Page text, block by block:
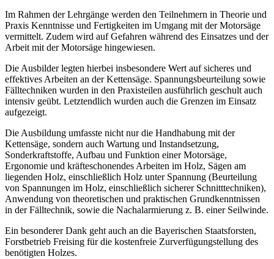
Im Rahmen der Lehrgänge werden den Teilnehmern in Theorie und
Praxis Kenntnisse und Fertigkeiten im Umgang mit der Motorsäge
vermittelt. Zudem wird auf Gefahren während des Einsatzes und der
Arbeit mit der Motorsäge hingewiesen.
Die Ausbilder legten hierbei insbesondere Wert auf sicheres und
effektives Arbeiten an der Kettensäge. Spannungsbeurteilung sowie
Fälltechniken wurden in den Praxisteilen ausführlich geschult auch
intensiv geübt. Letztendlich wurden auch die Grenzen im Einsatz
aufgezeigt.
Die Ausbildung umfasste nicht nur die Handhabung mit der
Kettensäge, sondern auch Wartung und Instandsetzung,
Sonderkraftstoffe, Aufbau und Funktion einer Motorsäge,
Ergonomie und kräfteschonendes Arbeiten im Holz, Sägen am
liegenden Holz, einschließlich Holz unter Spannung (Beurteilung
von Spannungen im Holz, einschließlich sicherer Schnitttechniken),
Anwendung von theoretischen und praktischen Grundkenntnissen
in der Fälltechnik, sowie die Nachalarmierung z. B. einer Seilwinde.
Ein besonderer Dank geht auch an die Bayerischen Staatsforsten,
Forstbetrieb Freising für die kostenfreie Zurverfügungstellung des
benötigten Holzes.